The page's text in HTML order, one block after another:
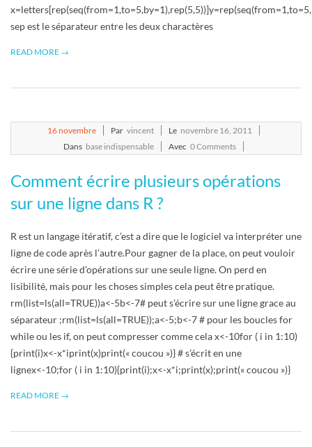
sep est le séparateur entre les deux charactères
READ MORE →
16novembre Par vincent Le novembre 16, 2011
Dans base indispensable Avec 0 Comments
Comment écrire plusieurs opérations
sur une ligne dans R ?
R est un langage itératif, c’est a dire que le logiciel va interpréter une
ligne de code après l’autre.Pour gagner de la place, on peut vouloir
écrire une série d’opérations sur une seule ligne. On perd en
lisibilité, mais pour les choses simples cela peut être pratique.
rm(list=ls(all=TRUE))a<-5b<-7# peut s’écrire sur une ligne grace au
séparateur ;rm(list=ls(all=TRUE));a<-5;b<-7 # pour les boucles for
while ou les if, on peut compresser comme cela x<-10for ( i in 1:10)
{print(i)x<-x*iprint(x)print(« coucou »)} # s’écrit en une
lignex<-10;for ( i in 1:10){print(i);x<-x*i;print(x);print(« coucou »)}
READ MORE →